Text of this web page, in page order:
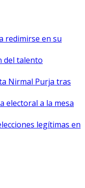
redimirse en su
del talento
Nirmal Purja tras
electoral a la mesa
legítimas en